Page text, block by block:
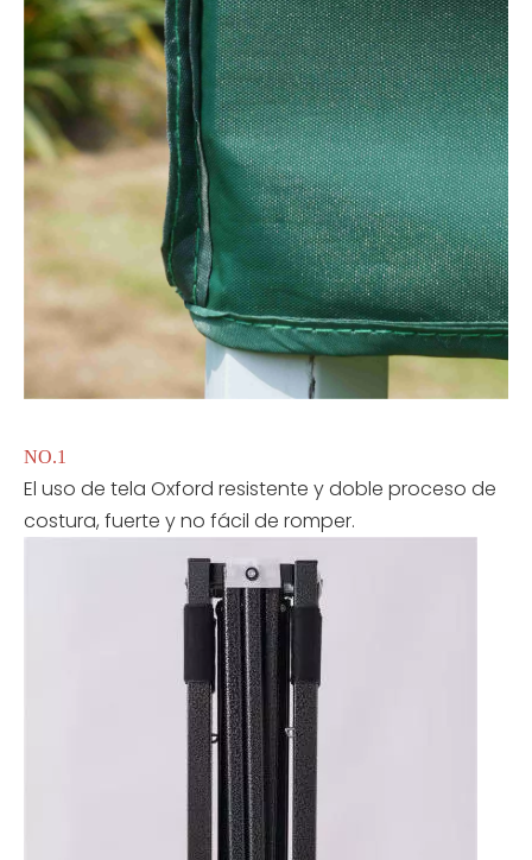
NO.1
El uso de tela Oxford resistente y doble proceso de
costura, fuerte y no fácil de romper.